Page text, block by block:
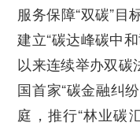
服务保障“双碳”目
建立“碳达峰碳中
以来连续举办双碳
国首家“碳金融纠
庭，推行“林业碳